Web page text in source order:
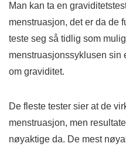
Man kan ta en
menstruasjon, det er da de
teste seg så tidlig som
menstruasjonssyklusen sin
om graviditet.
De fleste tester sier at de
menstruasjon, men
nøyaktige da. De mest